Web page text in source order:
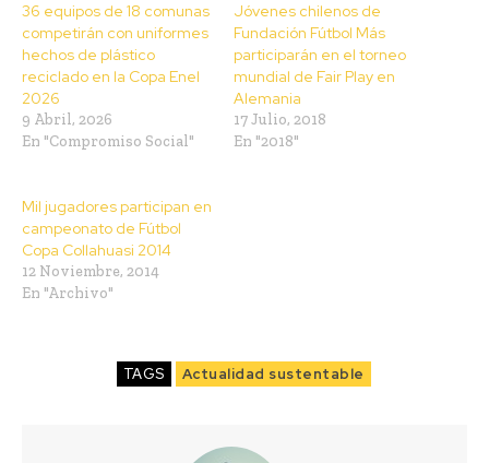
36 equipos de 18 comunas
competirán con uniformes
hechos de plástico
reciclado en la Copa Enel
2026
9 Abril, 2026
En "Compromiso Social"
Jóvenes chilenos de
Fundación Fútbol Más
participarán en el torneo
mundial de Fair Play en
Alemania
17 Julio, 2018
En "2018"
Mil jugadores participan en
campeonato de Fútbol
Copa Collahuasi 2014
12 Noviembre, 2014
En "Archivo"
TAGS Actualidad sustentable